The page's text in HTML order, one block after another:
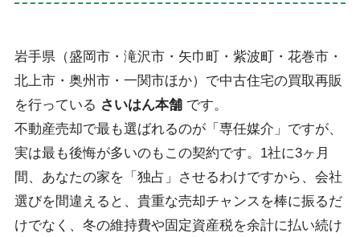
岩手県（盛岡市・滝沢市・矢巾町・紫波町・花巻市・
北上市・奥州市・一関市ほか）で中古住宅の買取再販
を行っている さいはん本舗です。
不動産売却で最も選ばれるのが「専任媒介」ですが、
実は最も後悔が多いのもこの契約です。1社に3ヶ月
間、あなたの家を「独占」させるわけですから、会社
選びを間違えると、貴重な売却チャンスを棒に振るだ
けでなく、冬の維持費や固定資産税を余計に払い続け